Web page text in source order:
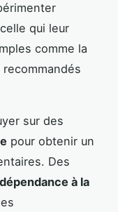
qui leur
comme la
sur des
pour obtenir un
Des
dépendance à la